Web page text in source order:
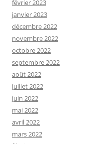
février 2023
janvier 2023
décembre 2022
novembre 2022
octobre 2022
septembre 2022
août 2022
juillet 2022
juin 2022
mai 2022
avril 2022
mars 2022